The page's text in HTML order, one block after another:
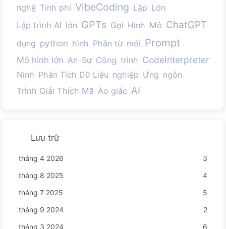
nghệ Tính phí VibeCoding Lập Lớn
Lập trình AI lớn GPTs Gợi Hình Mô ChatGPT
dụng python hình Phân từ mới Prompt
Mô hình lớn An Sự Công trình CodeInterpreter
Ninh Phân Tích Dữ Liệu nghiệp Ứng ngôn
Trình Giải Thích Mã Ảo giác AI
Lưu trữ
tháng 4 2026
3
tháng 8 2025
4
tháng 7 2025
5
tháng 9 2024
2
tháng 3 2024
6